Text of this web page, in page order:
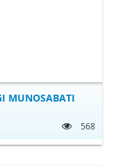
MUNOSABATI
568